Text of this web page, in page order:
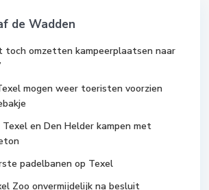
de Wadden
toch omzetten kampeerplaatsen naar
mogen weer toeristen voorzien
Texel en Den Helder kampen met
padelbanen op Texel
Zoo onvermijdelijk na besluit